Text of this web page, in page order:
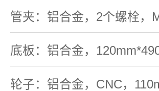
管夹：铝合金，2个螺栓，
底板：铝合金，
轮子：铝合金，CNC，